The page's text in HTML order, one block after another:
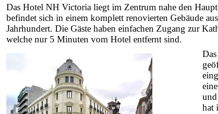
Das Hotel NH Victoria liegt im Zentrum nahe den
befindet sich in einem komplett renovierten Gebäude
Jahrhundert. Die Gäste haben einfachen Zugang zur
welche nur 5 Minuten vom Hotel entfernt sind.
hat